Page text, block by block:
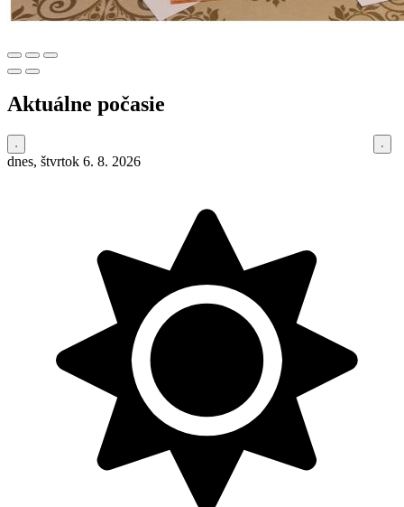
Aktuálne počasie
dnes, štvrtok 6. 8. 2026